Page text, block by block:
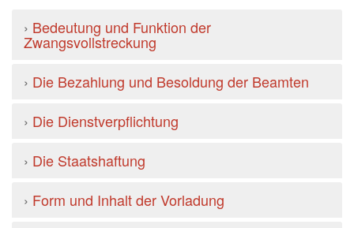
› Bedeutung und Funktion der
Zwangsvollstreckung
› Die Bezahlung und Besoldung der Beamten
› Die Dienstverpflichtung
› Die Staatshaftung
› Form und Inhalt der Vorladung